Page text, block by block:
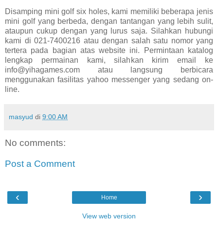
Disamping mini golf six holes, kami memiliki beberapa jenis
mini golf yang berbeda, dengan tantangan yang lebih sulit,
ataupun cukup dengan yang lurus saja. Silahkan hubungi
kami di 021-7400216 atau dengan salah satu nomor yang
tertera pada bagian atas website ini. Permintaan katalog
lengkap permainan kami, silahkan kirim email ke
info@yihagames.com atau langsung berbicara
menggunakan fasilitas yahoo messenger yang sedang on-
line.
masyud di 9:00 AM
No comments:
Post a Comment
‹ ›
Home
View web version